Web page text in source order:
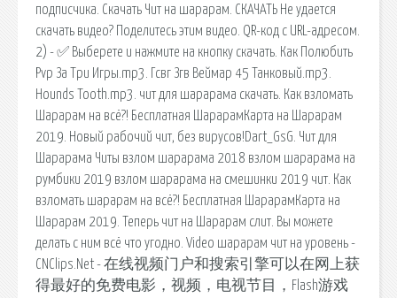
подписчика. Скачать Чит на шарарам. СКАЧАТЬ Не удается
скачать видео? Поделитесь этим видео. QR-код с URL-адресом.
2) - ✅ Выберете и нажмите на кнопку скачать. Как Полюбить
Pvp За Три Игры.mp3. Гсвг Згв Веймар 45 Танковый.mp3.
Hounds Tooth.mp3. чит для шарарама скачать. Как взломать
Шарарам на всё?! Бесплатная ШарарамКарта на Шарарам
2019. Новый рабочий чит, без вирусов!Dart_GsG. Чит для
Шарарама Читы взлом шарарама 2018 взлом шарарама на
румбики 2019 взлом шарарама на смешинки 2019 чит. Как
взломать шарарам на всё?! Бесплатная ШарарамКарта на
Шарарам 2019. Теперь чит на Шарарам слит. Вы можете
делать с ним всё что угодно. Video шарарам чит на уровень -
CNClips.Net - 在线视频门户和搜索引擎可以在网上获
得最好的免费电影，视频，电视节目，Flash游戏